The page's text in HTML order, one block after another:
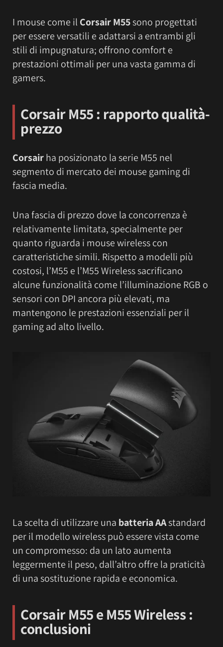
I mouse come il Corsair M55sono progettati
per essere versatili e adattarsi a entrambi gli
stili di impugnatura; offrono comfort e
prestazioni ottimali per una vasta gamma di
gamers.
Corsair M55 : rapporto qualità-
prezzo
Corsairha posizionato la serie M55 nel
segmento di mercato dei mouse gaming di
fascia media.
Una fascia di prezzo dove la concorrenza è
relativamente limitata, specialmente per
quanto riguarda i mouse wireless con
caratteristiche simili. Rispetto a modelli più
costosi, l’M55 e l’M55 Wireless sacrificano
alcune funzionalità come l’illuminazione RGB o
sensori con DPI ancora più elevati, ma
mantengono le prestazioni essenziali per il
gaming ad alto livello.
La scelta di utilizzare una batteria AAstandard
per il modello wireless può essere vista come
un compromesso: da un lato aumenta
leggermente il peso, dall’altro offre la praticità
di una sostituzione rapida e economica.
Corsair M55 e M55 Wireless :
conclusioni